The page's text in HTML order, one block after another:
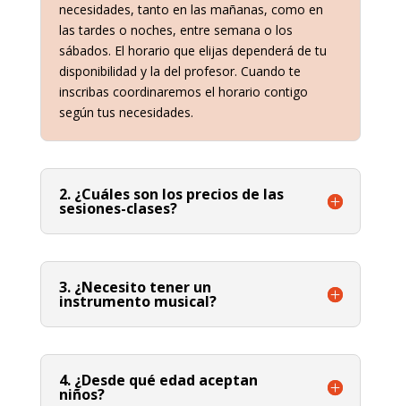
necesidades, tanto en las mañanas, como en
las tardes o noches, entre semana o los
sábados. El horario que elijas dependerá de tu
disponibilidad y la del profesor. Cuando te
inscribas coordinaremos el horario contigo
según tus necesidades.
2. ¿Cuáles son los precios de las
sesiones-clases?
3. ¿Necesito tener un
instrumento musical?
4. ¿Desde qué edad aceptan
niños?